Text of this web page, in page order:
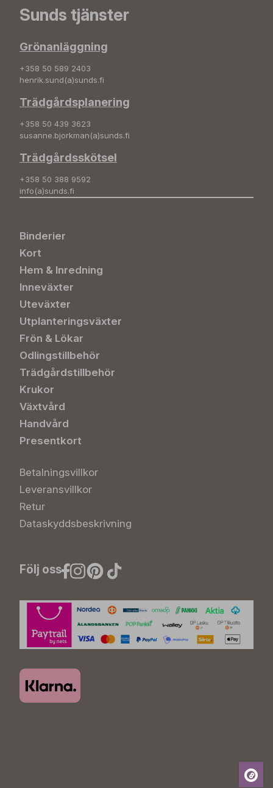
Sunds tjänster
Grönanläggning
+358 50 589 2403
henrik.sund(a)sunds.fi
Trädgårdsplanering
+358 50 439 3623
susanne.bjorkman(a)sunds.fi
Trädgårdsskötsel
+358 50 388 9592
info(a)sunds.fi
Binderier
Kort
Hem & Inredning
Inneväxter
Uteväxter
Utplanteringsväxter
Frön & Lökar
Odlingstillbehör
Trädgårdstillbehör
Krukor
Växtvård
Handvård
Presentkort
Betalningsvillkor
Leveransvillkor
Retur
Dataskyddsbeskrivning
Följ oss